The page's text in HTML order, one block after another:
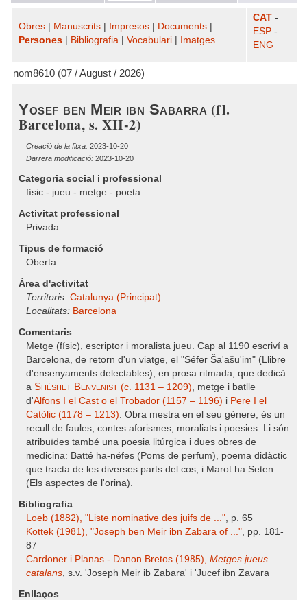
Obres Manuscrits Impresos Documents
Persones
Bibliografia Vocabulari Imatges
CAT -
ESP -
ENG
nom8610 (07 / August / 2026)
Yosef ben Meir ibn Sabarra (fl.
Barcelona, s. XII-2)
Creació de la fitxa: 2023-10-20
Darrera modificació: 2023-10-20
Categoria social i professional
físic - jueu - metge - poeta
Activitat professional
Privada
Tipus de formació
Oberta
Àrea d'activitat
Territoris: Catalunya (Principat)
Localitats: Barcelona
Comentaris
Metge (físic), escriptor i moralista jueu. Cap al 1190 escriví a
Barcelona, de retorn d'un viatge, el "Séfer Ša'ašu'im" (Llibre
d'ensenyaments delectables), en prosa ritmada, que dedicà
a Shéshet Benvenist (c. 1131 – 1209), metge i batlle
d'Alfons I el Cast o el Trobador (1157 – 1196) i Pere I el
Catòlic (1178 – 1213). Obra mestra en el seu gènere, és un
recull de faules, contes aforismes, moraliats i poesies. Li són
atribuïdes també una poesia litúrgica i dues obres de
medicina: Batté ha-néfes (Poms de perfum), poema didàctic
que tracta de les diverses parts del cos, i Marot ha Seten
(Els aspectes de l'orina).
Bibliografia
Loeb (1882), "Liste nominative des juifs de ...", p. 65
Kottek (1981), "Joseph ben Meir ibn Zabara of ...", pp. 181-
87
Cardoner i Planas - Danon Bretos (1985), Metges jueus
catalans, s.v. 'Joseph Meir ib Zabara' i 'Jucef ibn Zavara
Enllaços